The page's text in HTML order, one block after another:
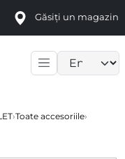
Găsiți un magazin
›Toate accesoriile›